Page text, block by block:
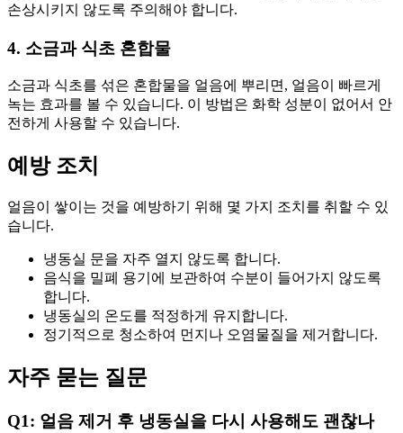
손상시키지 않도록 주의해야 합니다.
4. 소금과 식초 혼합물
소금과 식초를 섞은 혼합물을 얼음에 뿌리면, 얼음이 빠르게
녹는 효과를 볼 수 있습니다. 이 방법은 화학 성분이 없어서 안
전하게 사용할 수 있습니다.
예방 조치
얼음이 쌓이는 것을 예방하기 위해 몇 가지 조치를 취할 수 있
습니다.
냉동실 문을 자주 열지 않도록 합니다.
음식을 밀폐 용기에 보관하여 수분이 들어가지 않도록
합니다.
냉동실의 온도를 적정하게 유지합니다.
정기적으로 청소하여 먼지나 오염물질을 제거합니다.
자주 묻는 질문
Q1: 얼음 제거 후 냉동실을 다시 사용해도 괜찮나